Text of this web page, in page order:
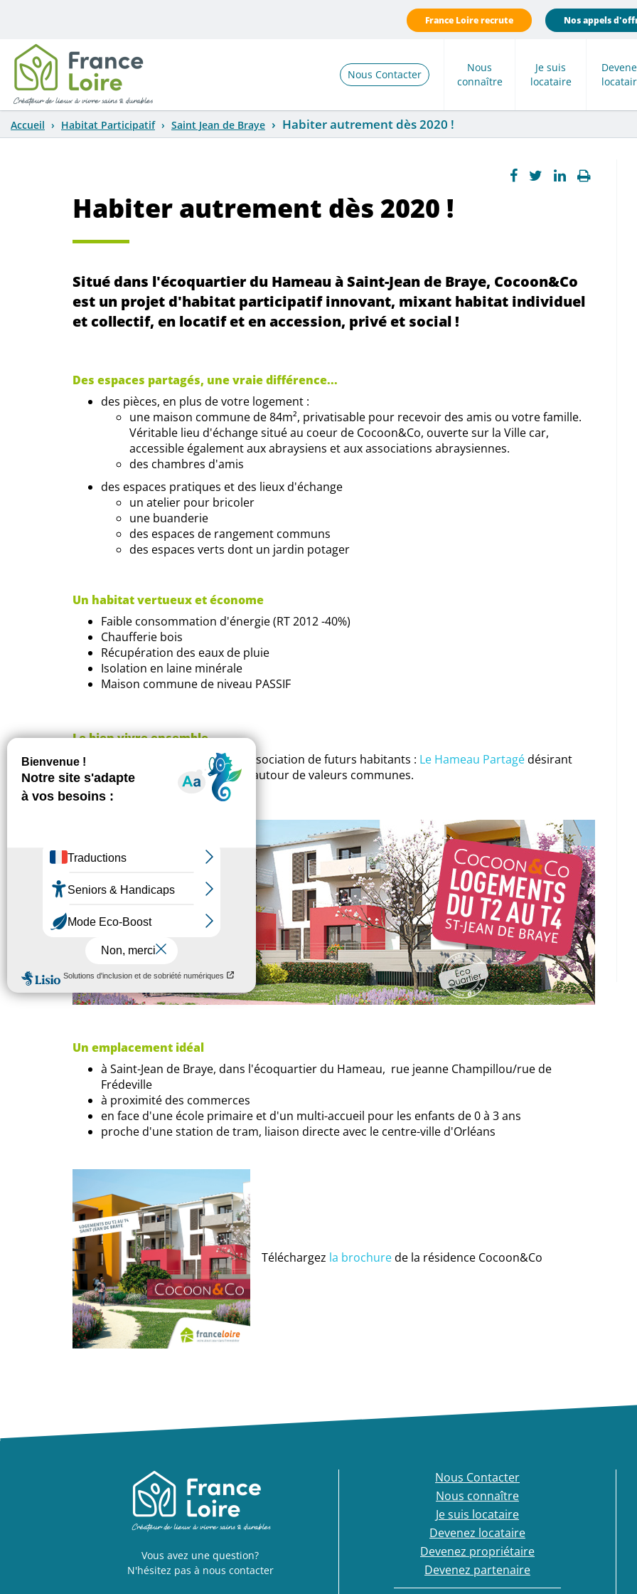
France Loire recrute Nos appels
Nous Contacter
Nous
connaître
Je suis
locataire
Accueil Habitat Participatif Saint Jean de Braye Habiter autrement dès 2020 !
Habiter autrement dès 2020 !
Situé dans l'écoquartier du Hameau à Saint-Jean de Braye, Cocoon&Co
est un projet d'habitat participatif innovant, mixant habitat individuel
et collectif, en locatif et en accession, privé et social !
Des espaces partagés, une vraie différence...
des pièces, en plus de votre logement :
une maison commune de 84m², privatisable pour recevoir des amis ou votre famille.
Véritable lieu d'échange situé au coeur de Cocoon&Co, ouverte sur la Ville car,
accessible également aux abraysiens et aux associations abraysiennes.
des chambres d'amis
des espaces pratiques et des lieux d'échange
un atelier pour bricoler
une buanderie
des espaces de rangement communs
des espaces verts dont un jardin potager
Un habitat vertueux et économe
Faible consommation d'énergie (RT 2012 -40%)
Chaufferie bois
Récupération des eaux de pluie
Isolation en laine minérale
Maison commune de niveau PASSIF
Le bien vivre ensemble
Un projet pensé et conçu avec l'association de futurs habitants : Le Hameau Partagédésirant
construire ensemble leur habitat autour de valeurs communes.
Un emplacement idéal
à Saint-Jean de Braye, dans l'écoquartier du Hameau, rue jeanne Champillou/rue de
Frédeville
à proximité des commerces
en face d'une école primaire et d'un multi-accueil pour les enfants de 0 à 3 ans
proche d'une station de tram, liaison directe avec le centre-ville d'Orléans
Téléchargez la brochurede la résidence Cocoon&Co
Vous avez une question?
N'hésitez pas à nous contacter
Nous Contacter
Nous connaître
Je suis locataire
Devenez locataire
Devenez propriétaire
Devenez partenaire